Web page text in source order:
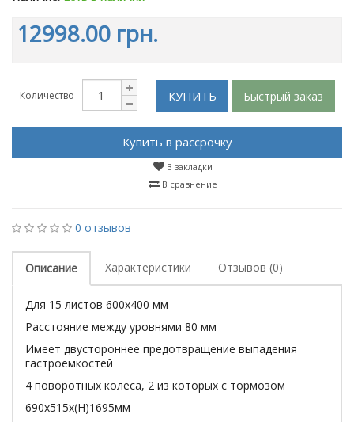
12998.00 грн.
Количество КУПИТЬ Быстрый заказ
Купить в рассрочку
В закладки
В сравнение
0 отзывов
Описание Характеристики Отзывов (0)
Для 15 листов 600х400 мм
Расстояние между уровнями 80 мм
Имеет двустороннее предотвращение выпадения
гастроемкостей
4 поворотных колеса, 2 из которых с тормозом
690x515x(H)1695мм